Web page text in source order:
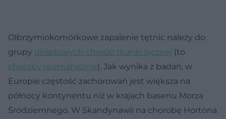
Olbrzymiokomórkowe zapalenie tętnic należy do
grupy układowych chorób tkanki łącznej (to
choroby reumatyczne). Jak wynika z badań, w
Europie częstość zachorowań jest większa na
północy kontynentu niż w krajach basenu Morza
Śródziemnego. W Skandynawii na chorobę Hortona